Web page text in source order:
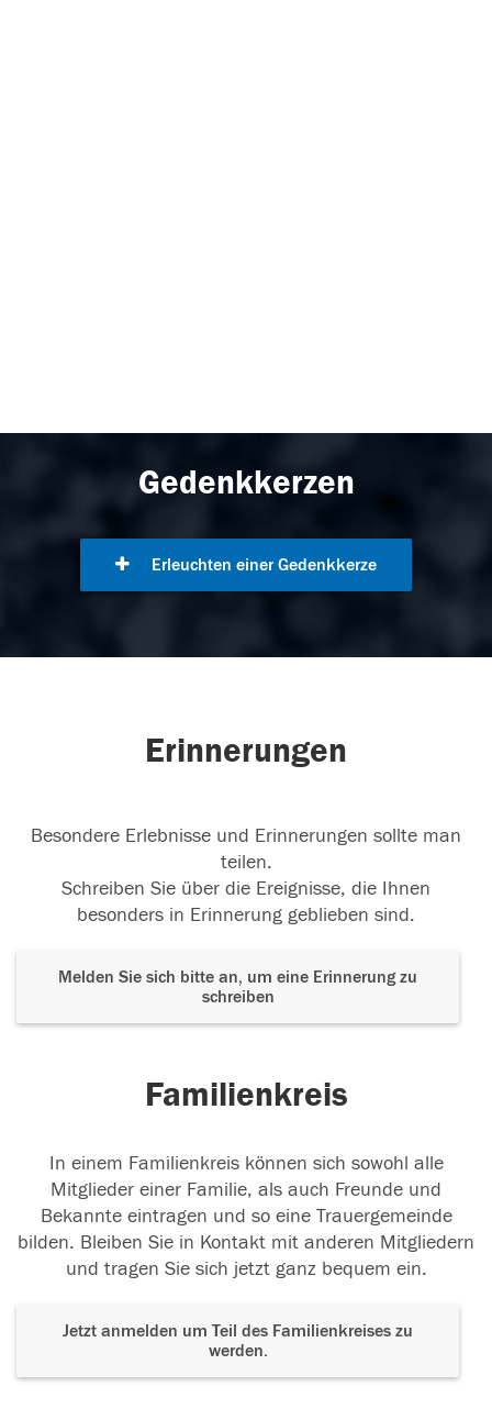
Gedenkkerzen
Erleuchten einer Gedenkkerze
Erinnerungen
Besondere Erlebnisse und Erinnerungen sollte man
teilen.
Schreiben Sie über die Ereignisse, die Ihnen
besonders in Erinnerung geblieben sind.
Melden Sie sich bitte an, um eine Erinnerung zu
schreiben
Familienkreis
In einem Familienkreis können sich sowohl alle
Mitglieder einer Familie, als auch Freunde und
Bekannte eintragen und so eine Trauergemeinde
bilden. Bleiben Sie in Kontakt mit anderen Mitgliedern
und tragen Sie sich jetzt ganz bequem ein.
Jetzt anmelden um Teil des Familienkreises zu
werden.